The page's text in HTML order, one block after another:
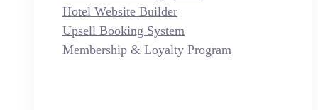
Hotel Website Builder
Upsell Booking System
Membership & Loyalty Program